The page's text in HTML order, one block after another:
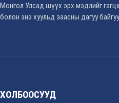
Монгол Улсад шүүх эрх мэдлийг
болон энэ хуульд заасны дагуу
ХОЛБООСУУД